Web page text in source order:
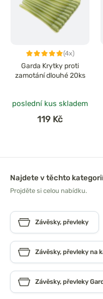
(4x)
Garda Krytky proti
zamotání dlouhé 20ks
poslední kus skladem
119 Kč
Najdete v těchto
Projděte si celou nabídku.
Závěsky, převleky
Závěsky, převleky na
Závěsky, převleky